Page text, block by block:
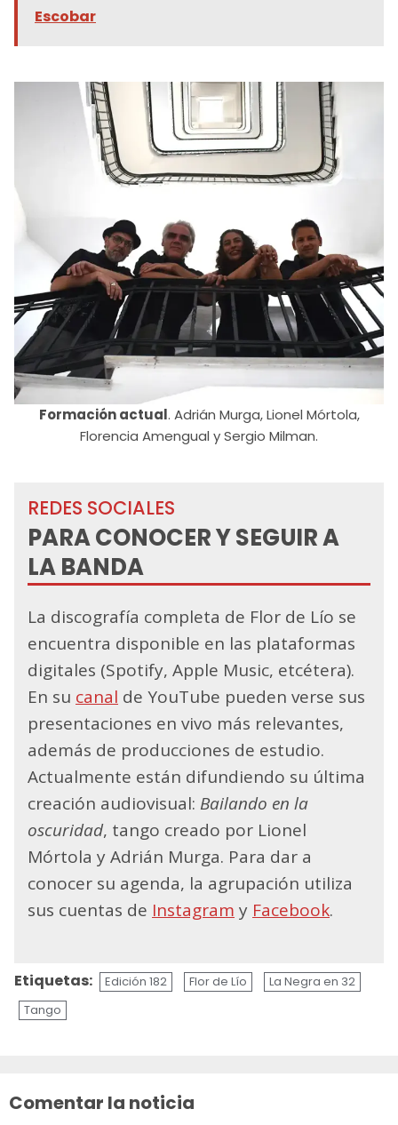
Escobar
Formación actual. Adrián Murga, Lionel Mórtola,
Florencia Amengual y Sergio Milman.
REDES SOCIALES
PARA CONOCER Y SEGUIR A
LA BANDA
La discografía completa de Flor de Lío se
encuentra disponible en las plataformas
digitales (Spotify, Apple Music, etcétera).
En su canal de YouTube pueden verse sus
presentaciones en vivo más relevantes,
además de producciones de estudio.
Actualmente están difundiendo su última
creación audiovisual: Bailando en la
oscuridad, tango creado por Lionel
Mórtola y Adrián Murga. Para dar a
conocer su agenda, la agrupación utiliza
sus cuentas de Instagram y Facebook.
Etiquetas: Edición 182 Flor de Lío
La Negra en 32
Tango
Comentar la noticia